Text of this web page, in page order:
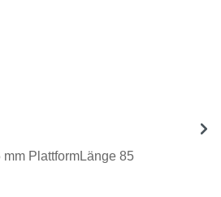
PlattformLänge 85